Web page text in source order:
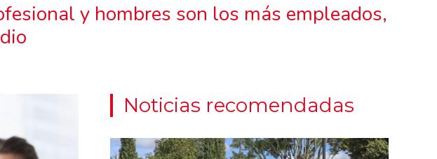
y hombres son los más empleados,
Noticias recomendadas